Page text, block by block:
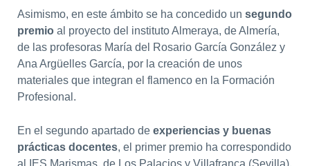
Asimismo, en este ámbito se ha concedido un segundo
premioal proyecto del instituto Almeraya, de Almería,
de las profesoras María del Rosario García González y
Ana Argüelles García, por la creación de unos
materiales que integran el flamenco en la Formación
Profesional.
En el segundo apartado de experiencias y buenas
prácticas docentes, el primer premio ha correspondido